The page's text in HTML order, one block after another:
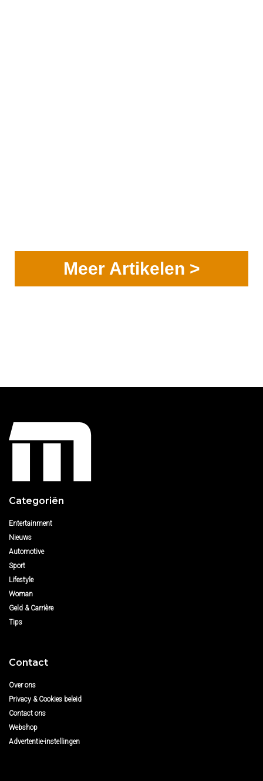
Meer Artikelen >
Categoriën
Entertainment
Nieuws
Automotive
Sport
Lifestyle
Woman
Geld & Carrière
Tips
Contact
Over ons
Privacy & Cookies beleid
Contact ons
Webshop
Advertentie-instellingen